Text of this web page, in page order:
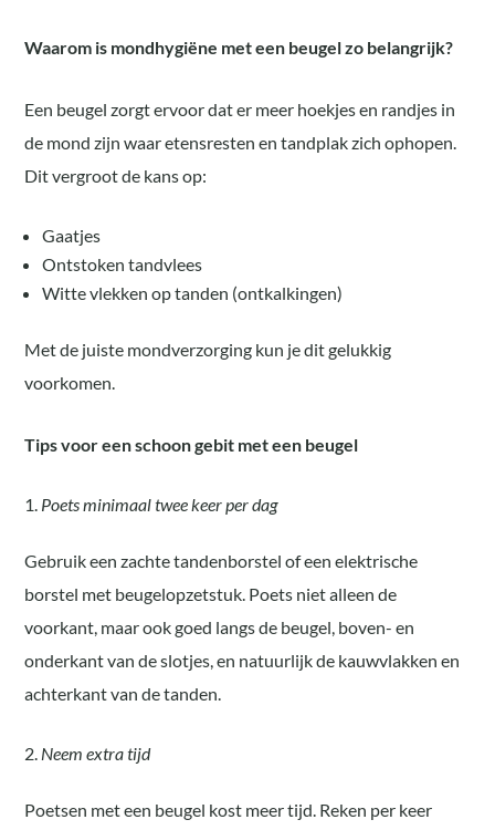
Waarom is mondhygiëne met een beugel zo belangrijk?
Een beugel zorgt ervoor dat er meer hoekjes en randjes in
de mond zijn waar etensresten en tandplak zich ophopen.
Dit vergroot de kans op:
Gaatjes
Ontstoken tandvlees
Witte vlekken op tanden (ontkalkingen)
Met de juiste mondverzorging kun je dit gelukkig
voorkomen.
Tips voor een schoon gebit met een beugel
Poets minimaal twee keer per dag
Gebruik een zachte tandenborstel of een elektrische
borstel met beugelopzetstuk. Poets niet alleen de
voorkant, maar ook goed langs de beugel, boven- en
onderkant van de slotjes, en natuurlijk de kauwvlakken en
achterkant van de tanden.
Neem extra tijd
Poetsen met een beugel kost meer tijd. Reken per keer